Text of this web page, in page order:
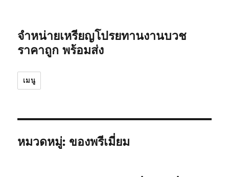
จำหน่ายเหรียญโปรยทานงานบวช
ราคาถูก พร้อมส่ง
เมนู
หมวดหมู่: ของพรีเมี่ยม